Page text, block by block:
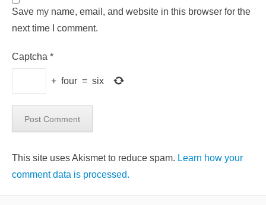
Save my name, email, and website in this browser for the
next time I comment.
Captcha *
+ four = six
This site uses Akismet to reduce spam. Learn how your
comment data is processed.